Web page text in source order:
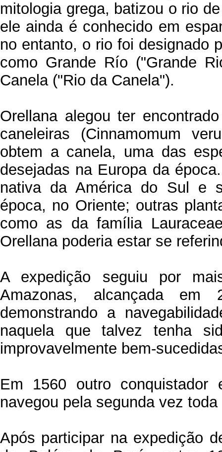
mitologia grega, batizou o rio
ele ainda é conhecido em
no entanto, o rio foi designado
como Grande Río ("Grande
Canela ("Rio da Canela").
Orellana alegou ter
caneleiras (Cinnamomum
obtem a canela, uma das
desejadas na Europa da
nativa da América do Sul e
época, no Oriente; outras
como as da família
Orellana poderia estar se
A expedição seguiu por
Amazonas, alcançada
demonstrando a
naquela que talvez tenha
improvavelmente bem-
Em 1560 outro conquistador
navegou pela segunda vez
Após participar na expedição